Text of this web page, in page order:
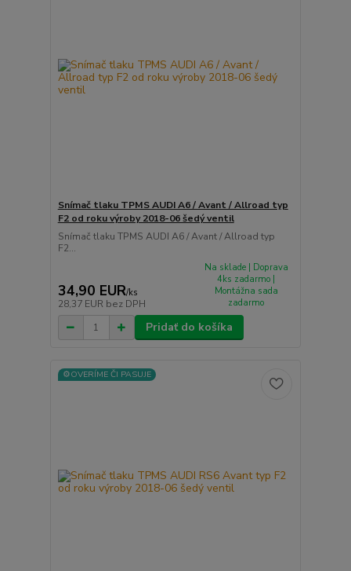
Snímač tlaku TPMS AUDI A6 / Avant / Allroad typ
F2 od roku výroby 2018-06 šedý ventil
Snímač tlaku TPMS AUDI A6 / Avant / Allroad typ
F2...
34,90 EUR/ks
28,37 EUR bez DPH
Na sklade | Doprava
4ks zadarmo |
Montážna sada
zadarmo
Pridať do košíka
⚙️OVERÍME ČI PASUJE